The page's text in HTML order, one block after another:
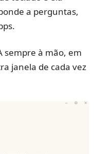
a perguntas,
sempre à mão, em
janela de cada vez